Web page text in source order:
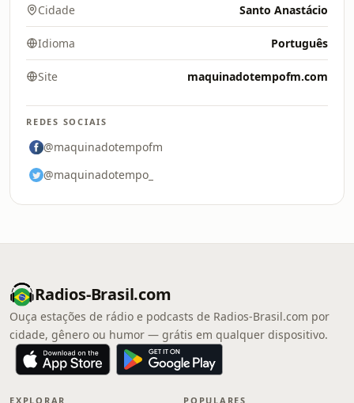
Cidade Santo Anastácio
Idioma Português
Site maquinadotempofm.com
REDES SOCIAIS
@maquinadotempofm
@maquinadotempo_
Radios-Brasil.com
Ouça estações de rádio e podcasts de Radios-Brasil.com por
cidade, gênero ou humor — grátis em qualquer dispositivo.
EXPLORAR POPULARES